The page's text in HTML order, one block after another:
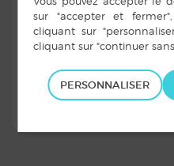
PERSONNALISER